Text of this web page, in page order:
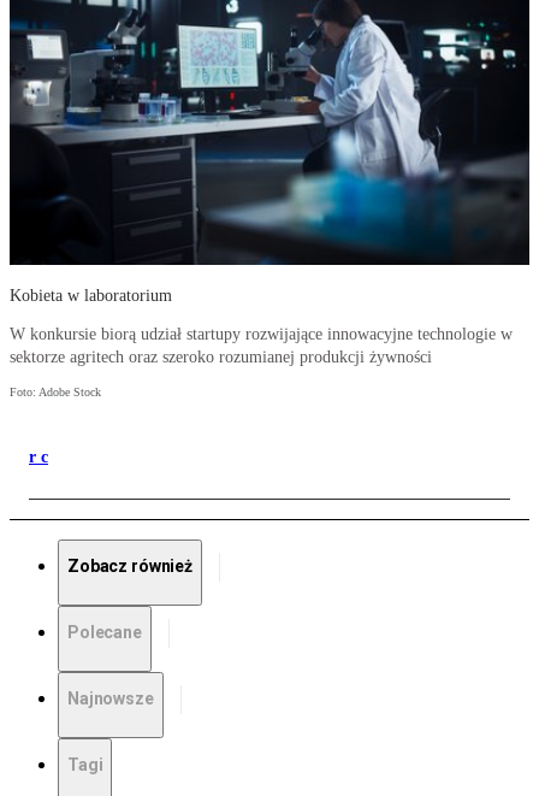
Kobieta w laboratorium
W konkursie biorą udział startupy rozwijające innowacyjne technologie w
sektorze agritech oraz szeroko rozumianej produkcji żywności
Foto: Adobe Stock
r c
Zobacz również
Polecane
Najnowsze
Tagi